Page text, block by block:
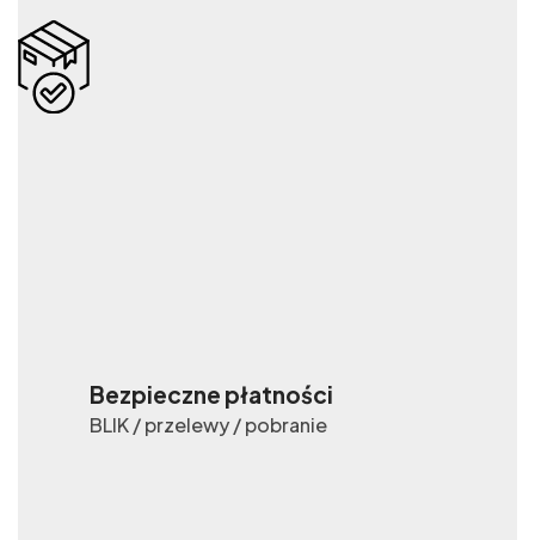
Bezpieczne płatności
BLIK / przelewy / pobranie